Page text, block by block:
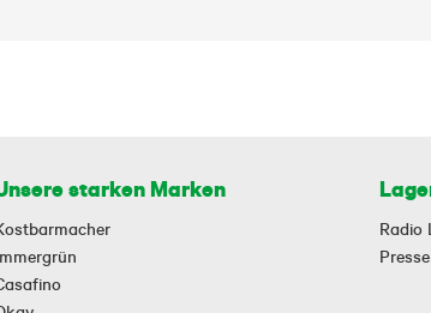
starken Marken
Radio
Presse